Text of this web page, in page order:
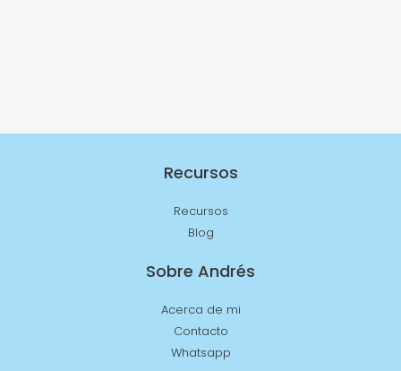
Recursos
Recursos
Blog
Sobre Andrés
Acerca de mi
Contacto
Whatsapp